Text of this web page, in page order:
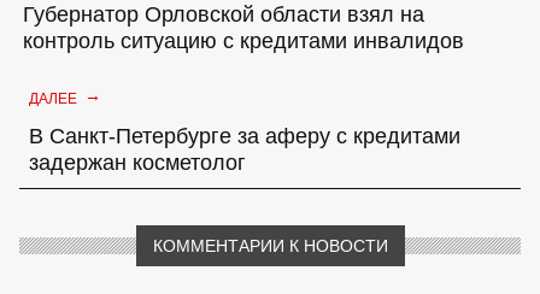
Губернатор Орловской области взял на
контроль ситуацию с кредитами инвалидов
ДАЛЕЕ →
В Санкт-Петербурге за аферу с кредитами
задержан косметолог
КОММЕНТАРИИ К НОВОСТИ